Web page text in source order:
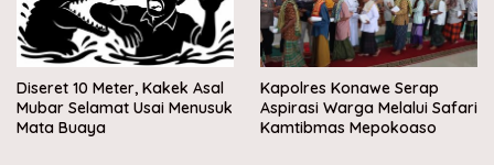
Diseret 10 Meter, Kakek Asal
Mubar Selamat Usai Menusuk
Mata Buaya
Kapolres Konawe Serap
Aspirasi Warga Melalui Safari
Kamtibmas Mepokoaso